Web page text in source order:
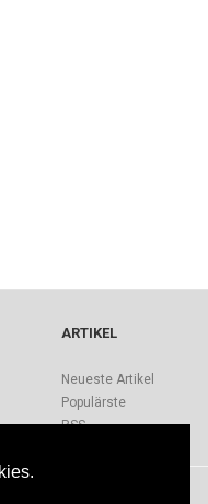
ARTIKEL
Neueste Artikel
Populärste
RSS